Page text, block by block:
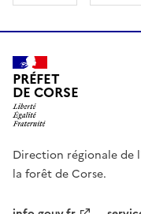
PRÉFET
DE CORSE
Direction régionale de
la forêt de Corse.